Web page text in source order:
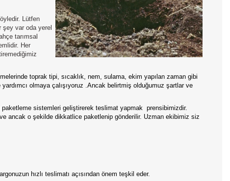
Lütfen
şey var oda yerel
tarımsal
Her
toprak tipi, sıcaklık, nem, sulama, ekim yapılan zaman gibi
yardımcı olmaya çalışıyoruz .Ancak belirtmiş olduğumuz şartlar ve
sistemleri geliştirerek teslimat yapmak prensibimizdir.
ancak o şekilde dikkatlice paketlenip gönderilir. Uzman ekibimiz siz
hızlı teslimatı açısından önem teşkil eder.